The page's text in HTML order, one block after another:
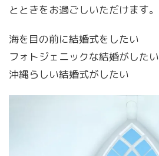
とときをお過ごしいただけます。
海を目の前に結婚式をしたい
フォトジェニックな結婚がしたい
沖縄らしい結婚式がしたい